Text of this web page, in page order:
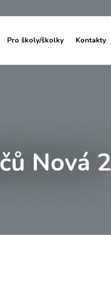
Pro školy/školky Kontakty
Nová 2